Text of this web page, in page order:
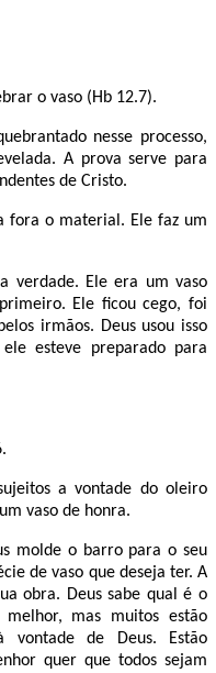
o vaso (Hb 12.7).
nesse processo,
A prova serve para
de Cristo.
fora o material. Ele faz um
verdade. Ele era um vaso
Ele ficou cego, foi
irmãos. Deus usou isso
esteve preparado para
a vontade do oleiro
vaso de honra.
molde o barro para o seu
de vaso que deseja ter. A
obra. Deus sabe qual é o
mas muitos estão
vontade de Deus. Estão
quer que todos sejam